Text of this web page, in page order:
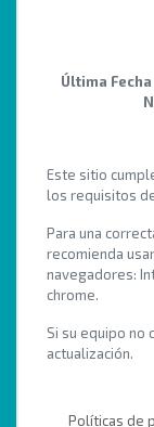
Última
Este sitio
los requisitos
Para una
recomienda
navegadores:
chrome.
Si su equipo no
actualización.
Políticas de